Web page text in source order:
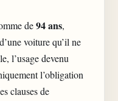
de94 ans,
voiture qu’il ne
l’usage devenu
l’obligation
clauses de